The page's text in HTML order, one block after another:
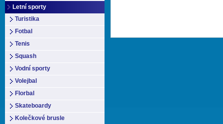
Letní sporty
Turistika
Fotbal
Tenis
Squash
Vodní sporty
Volejbal
Florbal
Skateboardy
Kolečkové brusle